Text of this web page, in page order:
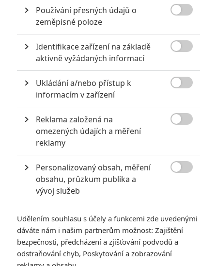
8 Recenze: Občanská válka
6
Recenze: Godzilla x Kong: Nové
impérium
8 Recenze: Opičí muž
POSLEDNÍ KOMENTOVANÉ
3 ČLÁNEK | 01.08.2026 16:40
Marvel nečekaně zrušil již schválené pokračování
433FILM | 01.08.2026 07:11
1ČLÁNEK | 30.07.2026 20:14
Děti krve a kostí: Regulérní trailer představuje akční fantasy
dobrodružství s vůní Afriky
1
Používání přesných údajů o
zeměpisné poloze
Identifikace zařízení na základě
aktivně vyžádaných informací
Ukládání a/nebo přístup k
informacím v zařízení
Reklama založená na
omezených údajích a měření
reklamy
Personalizovaný obsah, měření
obsahu, průzkum publika a
vývoj služeb
Udělením souhlasu s účely a funkcemi zde uvedenými
dáváte nám i našim partnerům možnost: Zajištění
bezpečnosti, předcházení a zjišťování podvodů a
odstraňování chyb, Poskytování a zobrazování